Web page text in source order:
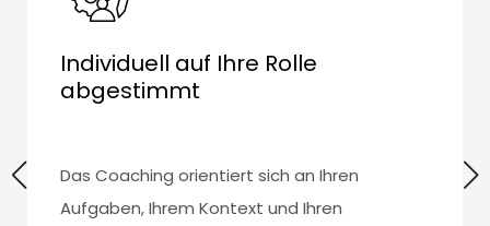
Individuell auf Ihre Rolle
abgestimmt
Das Coaching orientiert sich an Ihren
Aufgaben, Ihrem Kontext und Ihren